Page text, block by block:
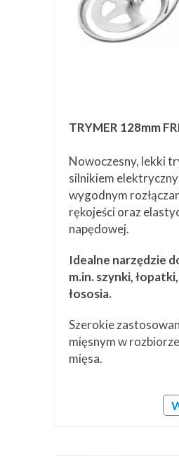
TRYMER 128mm
Nowoczesny, lekki
silnikiem
wygodnym
rękojeści oraz
napędowej.
Idealne narzędzie
m.in. szynki,
łososia.
Szerokie
mięsnym w
mięsa.